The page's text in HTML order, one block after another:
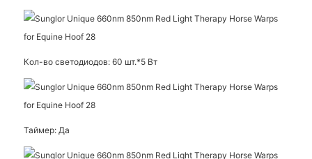
Кол-во светодиодов: 60 шт.*5 Вт
Таймер: Да